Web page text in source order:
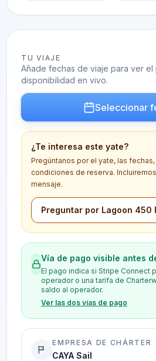
TU VIAJE
Añade fechas de viaje para ver el
disponibilidad en vivo.
Seleccionar
¿Te interesa este yate?
Pregúntanos por el yate, las
condiciones de reserva.
mensaje.
Preguntar por Lagoon 450
Vía de pago visible antes
El pago indica si Stripe Connect
operador o una tarifa de
saldo al operador.
Ver las dos vías de pago
EMPRESA DE CHÁRTER
CAYA Sail